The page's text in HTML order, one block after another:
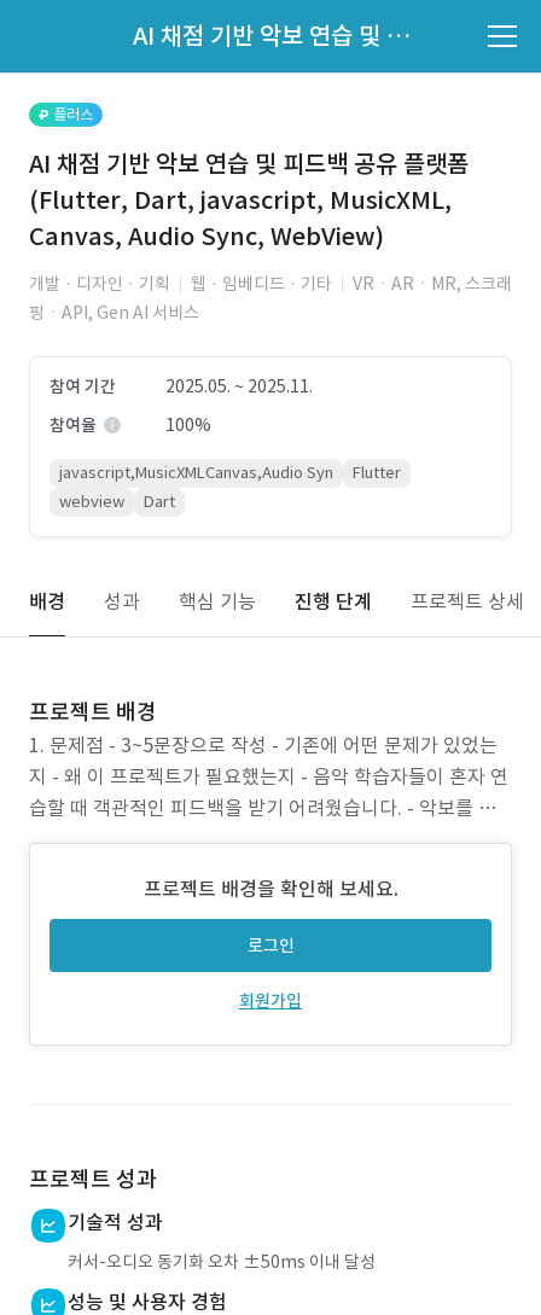
AI 채점 기반 악보 연습 및 피드백 공유 플랫폼(Flutter, Dart, javascript, MusicXML, Canvas, Audio Sync, WebView)
지원자 목록 바로가기
플러스
AI 채점 기반 악보 연습 및 피드백 공유 플랫폼
(Flutter, Dart, javascript, MusicXML,
Canvas, Audio Sync, WebView)
개발 · 디자인 · 기획 웹 · 임베디드 · 기타
VRㆍARㆍMR, 스크래
핑ㆍAPI, Gen AI 서비스
참여 기간
2025.05. ~ 2025.11.
참여율
100%
javascript,MusicXMLCanvas,Audio Syn
Flutter
webview
Dart
배경 성과 핵심 기능 진행 단계 프로젝트 상세
프로젝트 배경
1. 문제점 - 3~5문장으로 작성 - 기존에 어떤 문제가 있었는
지 - 왜 이 프로젝트가 필요했는지 - 음악 학습자들이 혼자 연
습할 때 객관적인 피드백을 받기 어려웠습니다. - 악보를 보
며 연주할 때 현재 위치를 따라가기 어렵고, 특정 마디만 집중
려면 대면 레슨이 필요하여 시공간 제약이 컸습니다. - 연습
기록과 진도를 체계적으로 관
프로젝트 배경을 확인해 보세요.
로그인
회원가입
프로젝트 성과
기술적 성과
커서-오디오 동기화 오차 ±50ms 이내 달성
성능 및 사용자 경험